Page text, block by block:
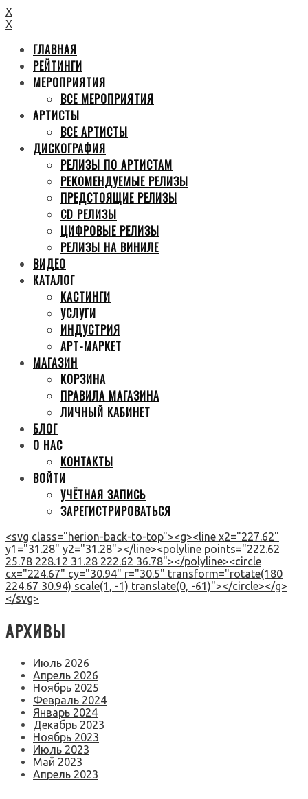
X
X
ГЛАВНАЯ
РЕЙТИНГИ
МЕРОПРИЯТИЯ
ВСЕ МЕРОПРИЯТИЯ
АРТИСТЫ
ВСЕ АРТИСТЫ
ДИСКОГРАФИЯ
РЕЛИЗЫ ПО АРТИСТАМ
РЕКОМЕНДУЕМЫЕ РЕЛИЗЫ
ПРЕДСТОЯЩИЕ РЕЛИЗЫ
CD РЕЛИЗЫ
ЦИФРОВЫЕ РЕЛИЗЫ
РЕЛИЗЫ НА ВИНИЛЕ
ВИДЕО
КАТАЛОГ
КАСТИНГИ
УСЛУГИ
ИНДУСТРИЯ
АРТ-МАРКЕТ
МАГАЗИН
КОРЗИНА
ПРАВИЛА МАГАЗИНА
ЛИЧНЫЙ КАБИНЕТ
БЛОГ
О НАС
КОНТАКТЫ
ВОЙТИ
УЧЁТНАЯ ЗАПИСЬ
ЗАРЕГИСТРИРОВАТЬСЯ
<svg class="herion-back-to-top"><g><line x2="227.62"
y1="31.28" y2="31.28"></line><polyline points="222.62
25.78 228.12 31.28 222.62 36.78"></polyline><circle
cx="224.67" cy="30.94" r="30.5" transform="rotate(180
224.67 30.94) scale(1, -1) translate(0, -61)"></circle></g>
</svg>
АРХИВЫ
Июль 2026
Апрель 2026
Ноябрь 2025
Февраль 2024
Январь 2024
Декабрь 2023
Ноябрь 2023
Июль 2023
Май 2023
Апрель 2023